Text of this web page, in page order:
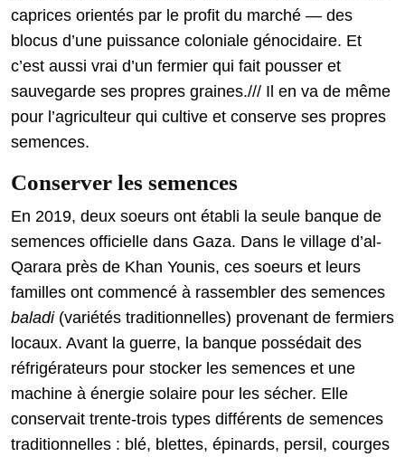
caprices orientés par le profit du marché — des
blocus d’une puissance coloniale génocidaire. Et
c’est aussi vrai d’un fermier qui fait pousser et
sauvegarde ses propres graines./// Il en va de même
pour l’agriculteur qui cultive et conserve ses propres
semences.
Conserver les semences
En 2019, deux soeurs ont établi la seule banque de
semences officielle dans Gaza. Dans le village d’al-
Qarara près de Khan Younis, ces soeurs et leurs
familles ont commencé à rassembler des semences
baladi(variétés traditionnelles) provenant de fermiers
locaux. Avant la guerre, la banque possédait des
réfrigérateurs pour stocker les semences et une
machine à énergie solaire pour les sécher. Elle
conservait trente-trois types différents de semences
traditionnelles : blé, blettes, épinards, persil, courges